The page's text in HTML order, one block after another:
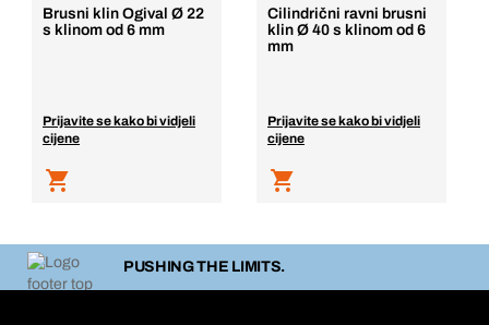
Brusni klin Ogival Ø 22
s klinom od 6 mm
Prijavite se kako bi vidjeli
cijene
Cilindrični ravni brusni
klin Ø 40 s klinom od 6
mm
Prijavite se kako bi vidjeli
cijene
PUSHING THE LIMITS.